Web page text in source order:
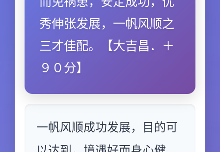
秀伸张发展，一帆风顺之
三才佳配。【大吉昌．＋
９０分】
一帆风顺成功发展，目的可